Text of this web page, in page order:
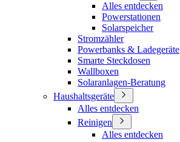
Alles entdecken
Powerstationen
Solarspeicher
Stromzähler
Powerbanks & Ladegeräte
Smarte Steckdosen
Wallboxen
Solaranlagen-Beratung
Haushaltsgeräte
Alles entdecken
Reinigen
Alles entdecken